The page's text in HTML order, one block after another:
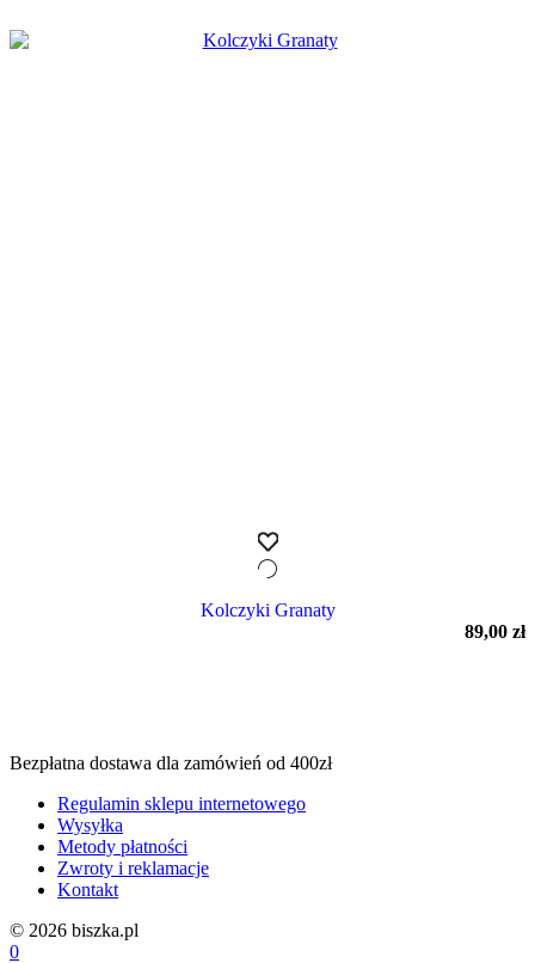
Kolczyki Granaty
89,00 zł
Bezpłatna dostawa dla zamówień od 400zł
Regulamin sklepu internetowego
Wysyłka
Metody płatności
Zwroty i reklamacje
Kontakt
© 2026 biszka.pl
0